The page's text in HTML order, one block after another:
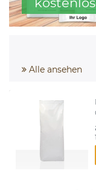
Alle ansehen
1